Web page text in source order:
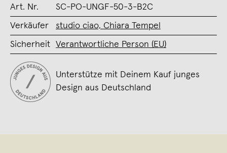
Art. Nr. SC-PO-UNGF-50-3-B2C
Verkäufer studio ciao, Chiara Tempel
Sicherheit Verantwortliche Person (EU)
Unterstütze mit Deinem Kauf junges
Design aus Deutschland